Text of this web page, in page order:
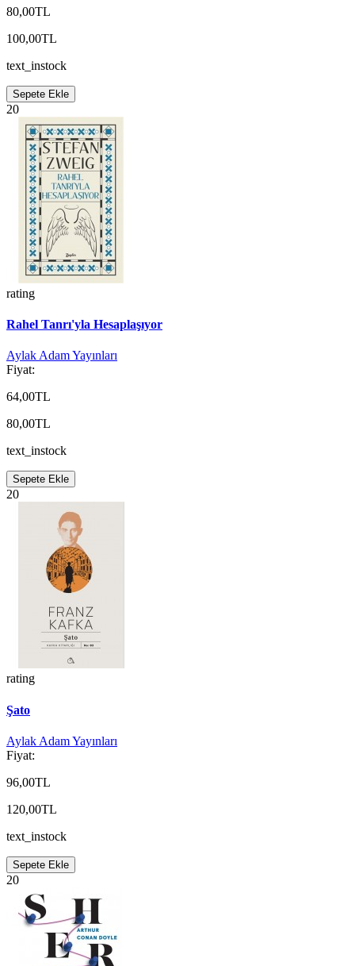
80,00TL
100,00TL
text_instock
Sepete Ekle
20
rating
Rahel Tanrı'yla Hesaplaşıyor
Aylak Adam Yayınları
Fiyat:
64,00TL
80,00TL
text_instock
Sepete Ekle
20
rating
Şato
Aylak Adam Yayınları
Fiyat:
96,00TL
120,00TL
text_instock
Sepete Ekle
20